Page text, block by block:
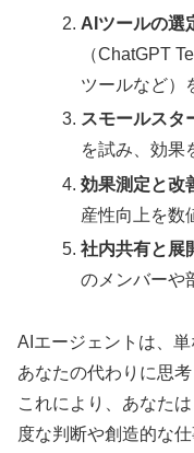
AIツールの選
（ChatGPT
ツールなど）
スモールスタ
を試み、効果
効果測定と改
産性向上を数
社内共有と展
のメンバーや
AIエージェントは、
あなたの代わりに思
これにより、あなた
度な判断や創造的な